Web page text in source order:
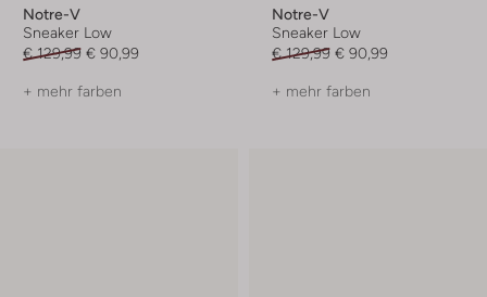
Notre-V
Sneaker Low
€ 129,99 € 90,99
+ mehr farben
Notre-V
Sneaker Low
€ 129,99 € 90,99
+ mehr farben